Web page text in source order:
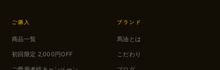
ご購入
商品一覧
初回限定 2,000円OFF
ブランド
馬油とは
こだわり